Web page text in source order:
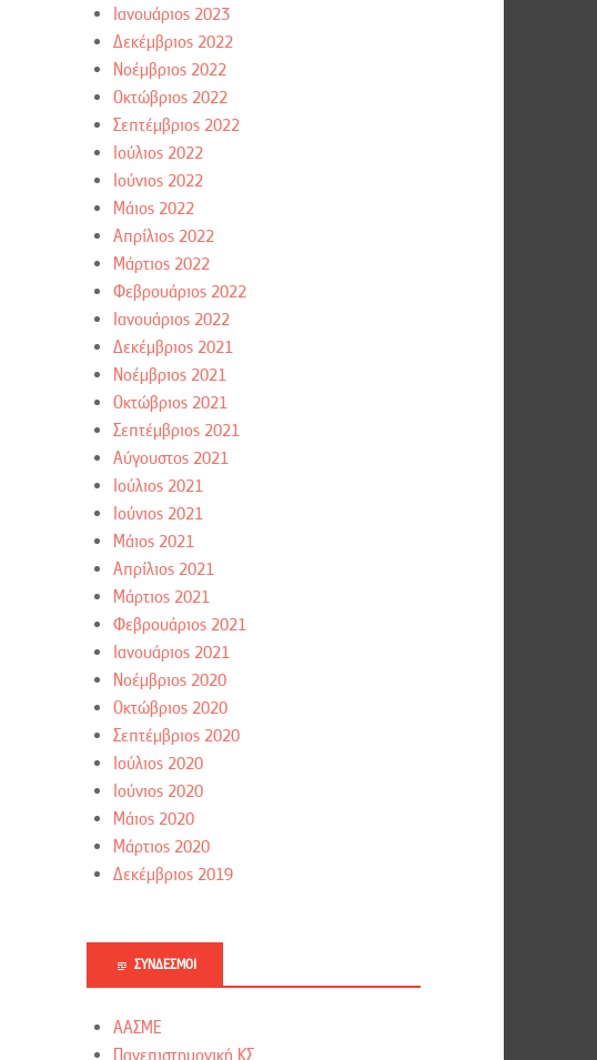
Ιανουάριος 2023
Δεκέμβριος 2022
Νοέμβριος 2022
Οκτώβριος 2022
Σεπτέμβριος 2022
Ιούλιος 2022
Ιούνιος 2022
Μάιος 2022
Απρίλιος 2022
Μάρτιος 2022
Φεβρουάριος 2022
Ιανουάριος 2022
Δεκέμβριος 2021
Νοέμβριος 2021
Οκτώβριος 2021
Σεπτέμβριος 2021
Αύγουστος 2021
Ιούλιος 2021
Ιούνιος 2021
Μάιος 2021
Απρίλιος 2021
Μάρτιος 2021
Φεβρουάριος 2021
Ιανουάριος 2021
Νοέμβριος 2020
Οκτώβριος 2020
Σεπτέμβριος 2020
Ιούλιος 2020
Ιούνιος 2020
Μάιος 2020
Μάρτιος 2020
Δεκέμβριος 2019
ΣΎΝΔΕΣΜΟΙ
ΑΑΣΜΕ
Πανεπιστημονική ΚΣ